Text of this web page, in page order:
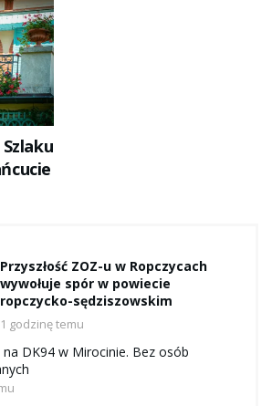
Przyszłość ZOZ-u w Ropczycach
wywołuje spór w powiecie
ropczycko-sędziszowskim
1 godzinę temu
DK94 w Mirocinie. Bez osób